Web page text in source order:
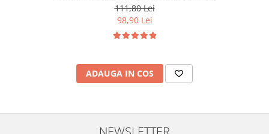
111,80 Lei
98,90 Lei
ADAUGA IN COS